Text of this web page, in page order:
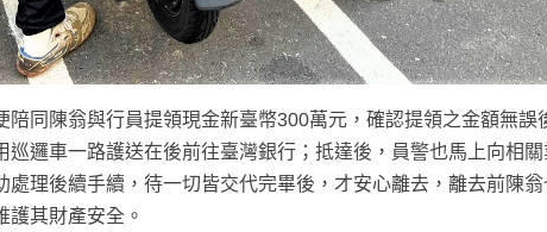
同陳翁與行員提領現金新臺幣300萬元，確認提領之金額無誤
邏車一路護送在後前往臺灣銀行；抵達後，員警也馬上向相關
理後續手續，待一切皆交代完畢後，才安心離去，離去前陳
護其財產安全。